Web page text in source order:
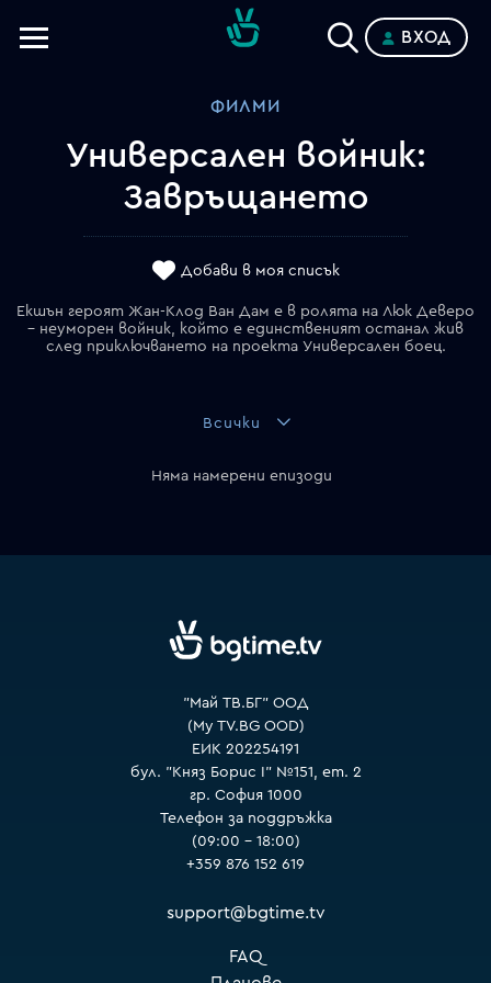
ВХОД
ФИЛМИ
Универсален войник:
Завръщането
Добави в моя списък
Екшън героят Жан-Клод Ван Дам е в ролята на Люк Деверо
– неуморен войник, който е единственият останал жив
след приключването на проекта Универсален боец.
Всички
Няма намерени епизоди
"Май ТВ.БГ" ООД
(My TV.BG OOD)
ЕИК 202254191
бул. "Княз Борис I" №151, ет. 2
гр. София 1000
Телефон за поддръжка
(09:00 – 18:00)
+359 876 152 619
support@bgtime.tv
FAQ